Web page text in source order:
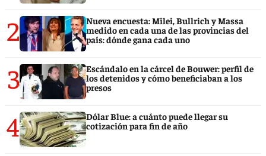
2
Nueva encuesta: Milei, Bullrich y Massa
medido en cada una de las provincias del
país: dónde gana cada uno
3
Escándalo en la cárcel de Bouwer: perfil de
los detenidos y cómo beneficiaban a los
presos
4
Dólar Blue: a cuánto puede llegar su
cotización para fin de año